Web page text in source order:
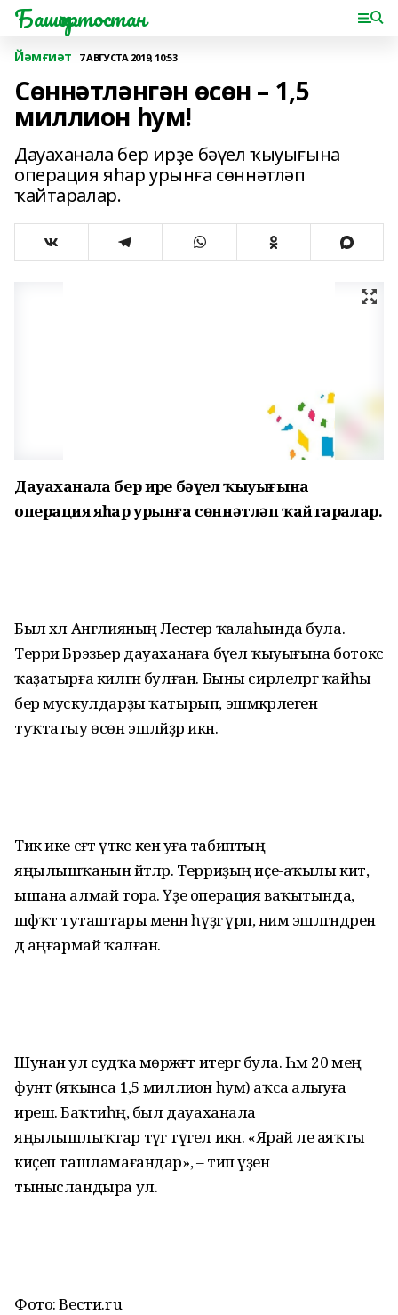
Башҡортостан
Йәмғиәт 7 АВГУСТА 2019, 10:53
Сөннәтләнгән өсөн – 1,5
миллион һум!
Дауаханала бер ирҙе бәүел ҡыуығына
операция яһар урынға сөннәтләп
ҡайтаралар.
Дауаханала бер ирҙе бәүел ҡыуығына
операция яһар урынға сөннәтләп ҡайтаралар.
Был хәл Англияның Лестер ҡалаһында була.
Терри Брэзьер дауаханаға бәүел ҡыуығына ботокс
ҡаҙатырға килгән булған. Быны сирлеләргә ҡайһы
бер мускулдарҙы ҡатырып, эшмәкәрлеген
туҡтатыу өсөн эшләйҙәр икән.
Тик ике сәғәт үткәс кенә уға табиптың
яңылышҡанын әйтәләр. Терриҙың иҫе-аҡылы китә,
ышана алмай тора. Үҙе операция ваҡытында,
шәфҡәт туташтары менән һүҙгә әүрәп, нимә эшләгәндәрен
дә аңғармай ҡалған.
Шунан ул судҡа мөрәжәғәт итергә була. Һәм 20 мең
фунт (яҡынса 1,5 миллион һум) аҡса алыуға
ирешә. Баҡтиһәң, был дауаханала
яңылышлыҡтар тәүгә түгел икән. «Ярай әле аяҡты
киҫеп ташламағандар», – тип үҙен
тынысландыра ул.
Фото: Вести.ru